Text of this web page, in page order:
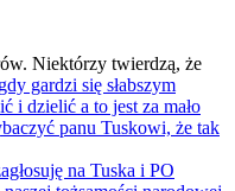
Niektórzy twierdzą, że
gardzi się słabszym
i dzielić a to jest za mało
panu Tuskowi, że tak
na Tuska i PO